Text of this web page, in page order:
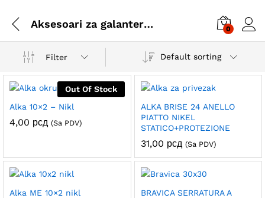
Aksesoari za galanteriju 0
Filter Default sorting
Out Of Stock
Alka 10×2 – Nikl
4,00 рсд (Sa PDV)
ALKA BRISE 24 ANELLO
PIATTO NIKEL
STATICO+PROTEZIONE
31,00 рсд (Sa PDV)
Alka ME 10×2 nikl
BRAVICA SERRATURA A